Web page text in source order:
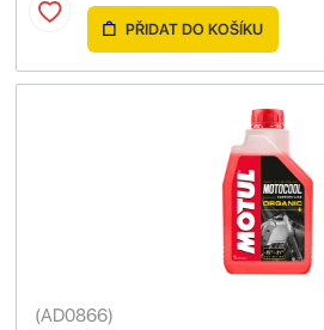
PŘIDAT DO KOŠÍKU
(AD0866)